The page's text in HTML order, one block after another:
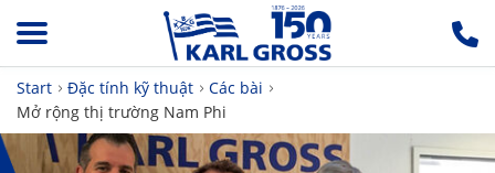
Start Đặc tính kỹ thuật
Các bài
Mở rộng thị trường Nam Phi